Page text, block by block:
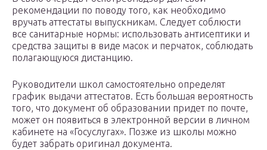
рекомендации по поводу того, как необходимо
вручать аттестаты выпускникам. Следует соблюсти
все санитарные нормы: использовать антисептики и
средства защиты в виде масок и перчаток, соблюдать
полагающуюся дистанцию.
Руководители школ самостоятельно определят
график выдачи аттестатов. Есть большая вероятность
того, что документ об образовании придет по почте,
может он появиться в электронной версии в личном
кабинете на «Госуслугах». Позже из школы можно
будет забрать оригинал документа.